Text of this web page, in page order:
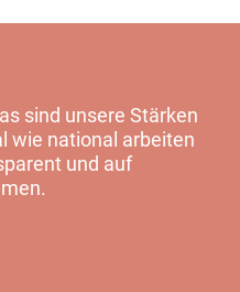
sind unsere Stärken
wie national arbeiten
und auf